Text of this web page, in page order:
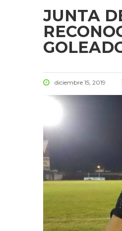
JUNTA
diciembre 15, 2019